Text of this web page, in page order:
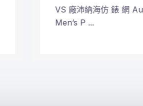
VS 廠沛納海仿 錶 網
Men’s P ...